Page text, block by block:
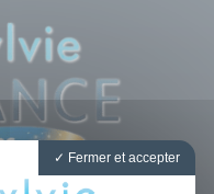
Fermer et accepter